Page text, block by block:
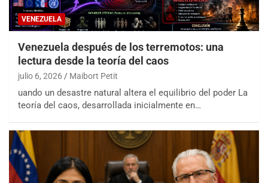
VENEZUELA
Venezuela después de los terremotos: una
lectura desde la teoría del caos
julio 6, 2026 Maibort Petit
uando un desastre natural altera el equilibrio del poder La
teoría del caos, desarrollada inicialmente en…